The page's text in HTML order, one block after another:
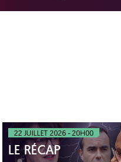
22 JUILLET 2026 - 20H00
LE RÉCAP